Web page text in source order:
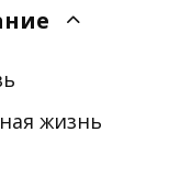
жизнь